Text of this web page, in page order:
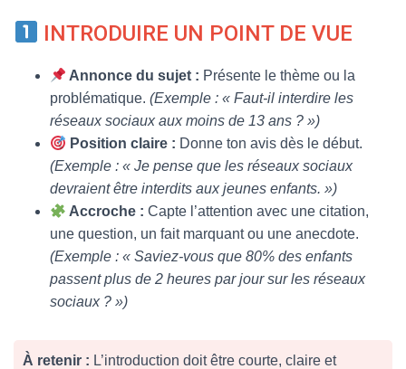
INTRODUIRE UN POINT DE VUE
Annonce du sujet : Présente le thème ou la
problématique. (Exemple : « Faut-il interdire les
réseaux sociaux aux moins de 13 ans ? »)
Position claire : Donne ton avis dès le début.
(Exemple : « Je pense que les réseaux sociaux
devraient être interdits aux jeunes enfants. »)
Accroche : Capte l’attention avec une citation,
une question, un fait marquant ou une anecdote.
(Exemple : « Saviez-vous que 80% des enfants
passent plus de 2 heures par jour sur les réseaux
sociaux ? »)
À retenir : L’introduction doit être courte, claire et